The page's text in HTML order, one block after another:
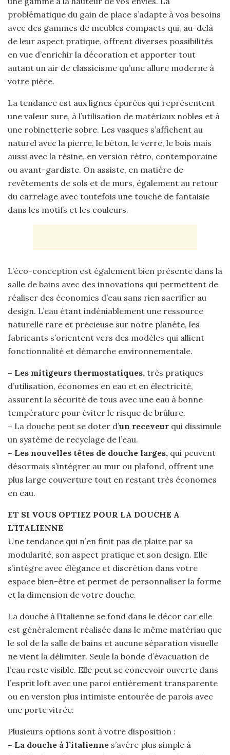
problématique du gain de place s’adapte à vos besoins
avec des gammes de meubles compacts qui, au-delà
de leur aspect pratique, offrent diverses possibilités
en vue d’enrichir la décoration et apporter tout
autant un air de classicisme qu’une allure moderne à
votre pièce.
La tendance est aux lignes épurées qui représentent
une valeur sure, à l’utilisation de matériaux nobles et à
une robinetterie sobre. Les vasques s’affichent au
naturel avec la pierre, le béton, le verre, le bois mais
aussi avec la résine, en version rétro, contemporaine
ou avant-gardiste. On assiste, en matière de
revêtements de sols et de murs, également au retour
du carrelage avec toutefois une touche de fantaisie
dans les motifs et les couleurs.
L’éco-conception est également bien présente dans la
salle de bains avec des innovations qui permettent de
réaliser des économies d’eau sans rien sacrifier au
design. L’eau étant indéniablement une ressource
naturelle rare et précieuse sur notre planète, les
fabricants s’orientent vers des modèles qui allient
fonctionnalité et démarche environnementale.
– Les mitigeurs thermostatiques, très pratiques
d’utilisation, économes en eau et en électricité,
assurent la sécurité de tous avec une eau à bonne
température pour éviter le risque de brûlure.
– La douche peut se doter d’un receveur qui dissimule
un système de recyclage de l’eau.
– Les nouvelles têtes de douche larges, qui peuvent
désormais s’intégrer au mur ou plafond, offrent une
plus large couverture tout en restant très économes
en eau.
ET SI VOUS OPTIEZ POUR LA DOUCHE A
L’ITALIENNE
Une tendance qui n’en finit pas de plaire par sa
modularité, son aspect pratique et son design. Elle
s’intègre avec élégance et discrétion dans votre
espace bien-être et permet de personnaliser la forme
et la dimension de votre douche.
La douche à l’italienne se fond dans le décor car elle
est généralement réalisée dans le même matériau que
le sol de la salle de bains et aucune séparation visuelle
ne vient la délimiter. Seule la bonde d’évacuation de
l’eau reste visible. Elle peut se concevoir ouverte dans
l’esprit loft avec une paroi entièrement transparente
ou en version plus intimiste entourée de parois avec
une porte vitrée.
Plusieurs options sont à votre disposition :
– La douche à l’italienne s’avère plus simple à